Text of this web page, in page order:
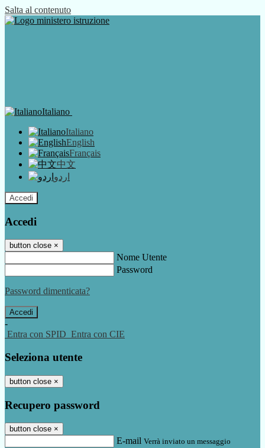
Salta al contenuto
Italiano
Italiano
English
Français
中文
اردو
Accedi
Accedi
button close ×
Nome Utente
Password
Password dimenticata?
-
Entra con SPID Entra con CIE
Seleziona utente
button close ×
Recupero password
button close ×
E-mail Verrà inviato un messaggio